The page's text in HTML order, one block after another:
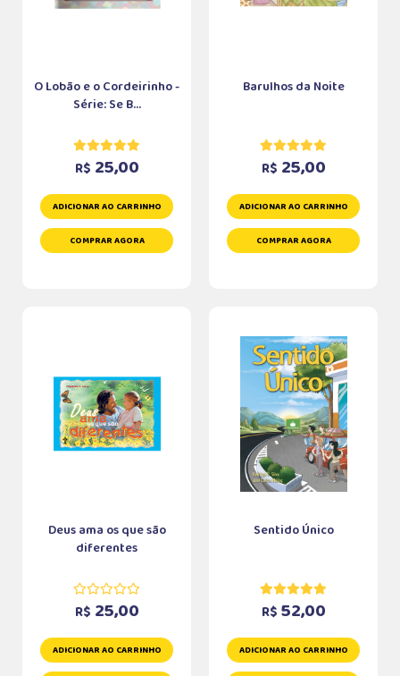
O Lobão e o Cordeirinho -
Série: Se B...
R$ 25,00
ADICIONAR AO CARRINHO
COMPRAR AGORA
Barulhos da Noite
R$ 25,00
ADICIONAR AO CARRINHO
COMPRAR AGORA
Deus ama os que são
diferentes
R$ 25,00
ADICIONAR AO CARRINHO
Sentido Único
R$ 52,00
ADICIONAR AO CARRINHO